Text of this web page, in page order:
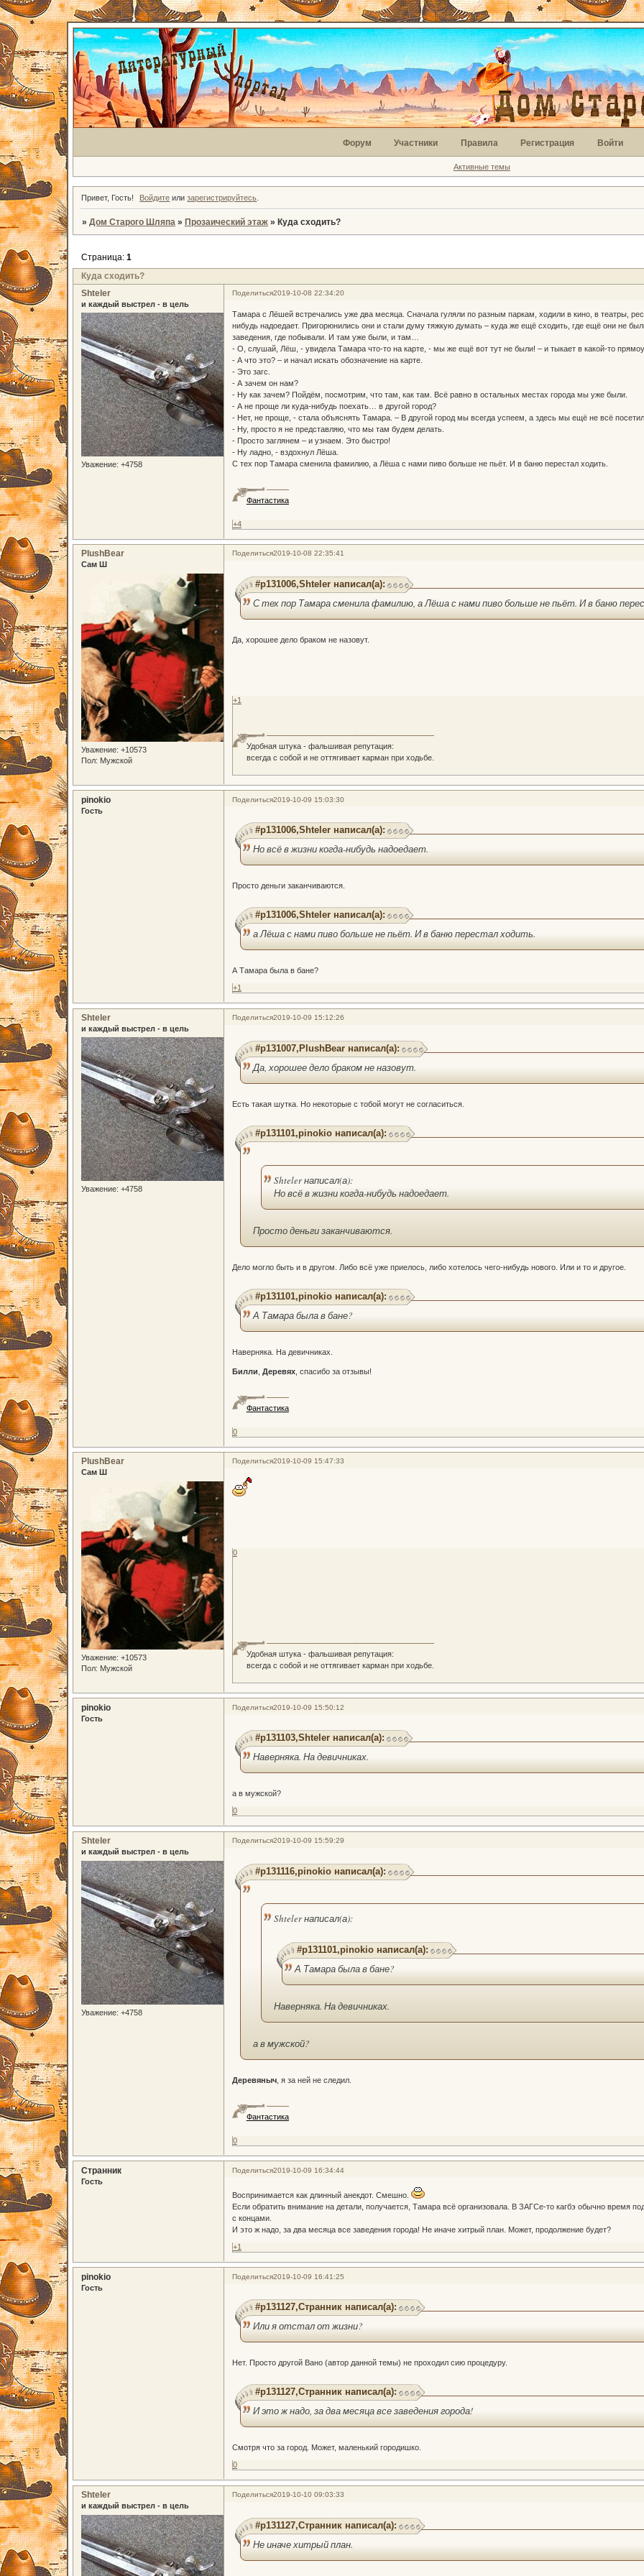
Форум Участники Правила Регистрация Войти
Активные темы
Привет, Гость! Войдите илизарегистрируйтесь
» Дом Старого Шляпа » Прозаический этаж » Куда сходить?
Куда сходить?
Страница: 1
Поделиться2019-10-08 22:34:20
Shteler
и каждый выстрел - в цель
Уважение: +4758
Тамара с Лёшей встречались уже два месяца. Сначала гуляли по разным паркам, ходили в кино, в театры,
нибудь надоедает. Пригорюнились они и стали думу тяжкую думать – куда же ещё сходить, где ещё они не
заведения, где побывали. И там уже были, и там…
- О, слушай, Лёш, - увидела Тамара что-то на карте, - мы же ещё вот тут не были! – и тыкает в какой-то
- А что это? – и начал искать обозначение на карте.
- Это загс.
- А зачем он нам?
- Ну как зачем? Пойдём, посмотрим, что там, как там. Всё равно в остальных местах города мы уже были.
- А не проще ли куда-нибудь поехать… в другой город?
- Нет, не проще, - стала объяснять Тамара. – В другой город мы всегда успеем, а здесь мы ещё не всё
- Ну, просто я не представляю, что мы там будем делать.
- Просто заглянем – и узнаем. Это быстро!
- Ну ладно, - вздохнул Лёша.
С тех пор Тамара сменила фамилию, а Лёша с нами пиво больше не пьёт. И в баню перестал ходить.
Фантастика
+4
Поделиться2019-10-08 22:35:41
PlushBear
Сам Ш
Уважение: +10573
Пол: Мужской
#p131006,Shteler написал(а):
С тех пор Тамара сменила фамилию, а Лёша с нами пиво больше не пьёт. И в баню
Да, хорошее дело браком не назовут.
Удобная штука - фальшивая репутация:
всегда с собой и не оттягивает карман при ходьбе.
+1
Поделиться2019-10-09 15:03:30
pinokio
Гость
#p131006,Shteler написал(а):
Но всё в жизни когда-нибудь надоедает.
Просто деньги заканчиваются.
#p131006,Shteler написал(а):
а Лёша с нами пиво больше не пьёт. И в баню перестал ходить.
А Тамара была в бане?
+1
Поделиться2019-10-09 15:12:26
Shteler
и каждый выстрел - в цель
Уважение: +4758
#p131007,PlushBear написал(а):
Да, хорошее дело браком не назовут.
Есть такая шутка. Но некоторые с тобой могут не согласиться.
#p131101,pinokio написал(а):
Shteler написал(а):
Но всё в жизни когда-нибудь надоедает.
Просто деньги заканчиваются.
Дело могло быть и в другом. Либо всё уже приелось, либо хотелось чего-нибудь нового. Или и то и другое.
#p131101,pinokio написал(а):
А Тамара была в бане?
Наверняка. На девичниках.
Билли Деревях, спасибо за отзывы!
Фантастика
0
Поделиться2019-10-09 15:47:33
PlushBear
Сам Ш
Уважение: +10573
Пол: Мужской
Удобная штука - фальшивая репутация:
всегда с собой и не оттягивает карман при ходьбе.
0
Поделиться2019-10-09 15:50:12
pinokio
Гость
#p131103,Shteler написал(а):
Наверняка. На девичниках.
а в мужской?
0
Поделиться2019-10-09 15:59:29
Shteler
и каждый выстрел - в цель
Уважение: +4758
#p131116,pinokio написал(а):
Shteler написал(а):
#p131101,pinokio написал(а):
А Тамара была в бане?
Наверняка. На девичниках.
а в мужской?
Деревяныч, я за ней не следил.
Фантастика
0
Поделиться2019-10-09 16:34:44
Странник
Гость
Воспринимается как длинный анекдот. Смешно.
Если обратить внимание на детали, получается, Тамара всё организовала. В ЗАГСе-то кагбэ обычно время
с концами.
И это ж надо, за два месяца все заведения города! Не иначе хитрый план. Может, продолжение будет?
+1
Поделиться2019-10-09 16:41:25
pinokio
Гость
#p131127,Странник написал(а):
Или я отстал от жизни?
Нет. Просто другой Вано (автор данной темы) не проходил сию процедуру.
#p131127,Странник написал(а):
И это ж надо, за два месяца все заведения города!
Смотря что за город. Может, маленький городишко.
0
Поделиться2019-10-10 09:03:33
Shteler
и каждый выстрел - в цель
#p131127,Странник написал(а):
Не иначе хитрый план.